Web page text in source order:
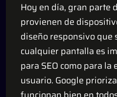
Hoy en día, gran parte
provienen de
diseño responsivo que
cualquier pantalla es
para SEO como para la
usuario. Google